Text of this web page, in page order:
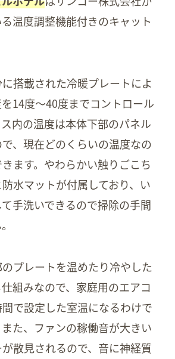
温度調整機能付きのキャット
搭載された冷暖プレートによ
14度〜40度までコントロール
内の温度は本体下部のパネル
、現在どのくらいの温度なの
ます。やわらかい触りごこち
水マットが付属しており、い
手洗いできるので掃除の手間
プレートを温めたり冷やした
組みなので、家庭用のエアコ
で設定した室温になるわけで
た、ファンの稼働音が大きい
散見されるので、音に神経質